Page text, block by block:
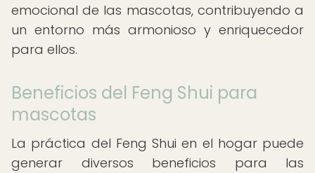
emocional de las mascotas, contribuyendo a
un entorno más armonioso y enriquecedor
para ellos.
Beneficios del Feng Shui para
mascotas
La práctica del Feng Shui en el hogar puede
generar diversos beneficios para las